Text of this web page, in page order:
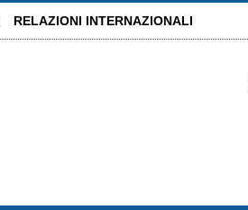
RELAZIONI INTERNAZIONALI